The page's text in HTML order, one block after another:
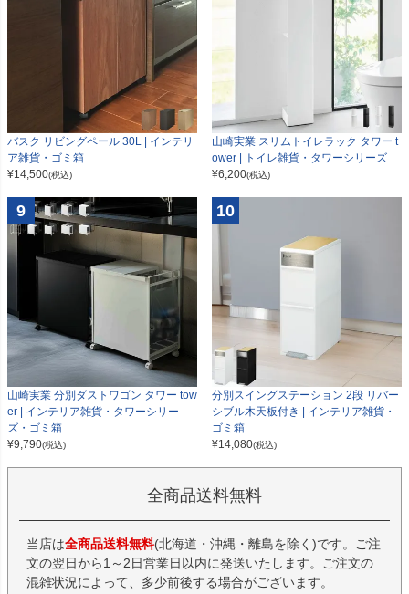
バスク リビングペール 30L | インテリ
ア雑貨・ゴミ箱
¥14,500(税込)
山崎実業 スリムトイレラック タワー t
ower | トイレ雑貨・タワーシリーズ
¥6,200(税込)
9
山崎実業 分別ダストワゴン タワー tow
er | インテリア雑貨・タワーシリー
ズ・ゴミ箱
¥9,790(税込)
10
分別スイングステーション 2段 リバー
シブル木天板付き | インテリア雑貨・
ゴミ箱
¥14,080(税込)
全商品送料無料
当店は全商品送料無料(北海道・沖縄・離島を除く)です。ご注
文の翌日から1～2日営業日以内に発送いたします。ご注文の
混雑状況によって、多少前後する場合がございます。